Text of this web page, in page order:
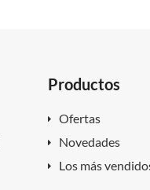
Productos
Ofertas
Novedades
Los más